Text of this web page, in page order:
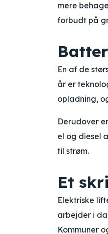
mere
forbudt på
En af de
år er
opladning,
Derudover
el og diesel
til strøm.
Et
Elektriske
arbejder i
Kommuner